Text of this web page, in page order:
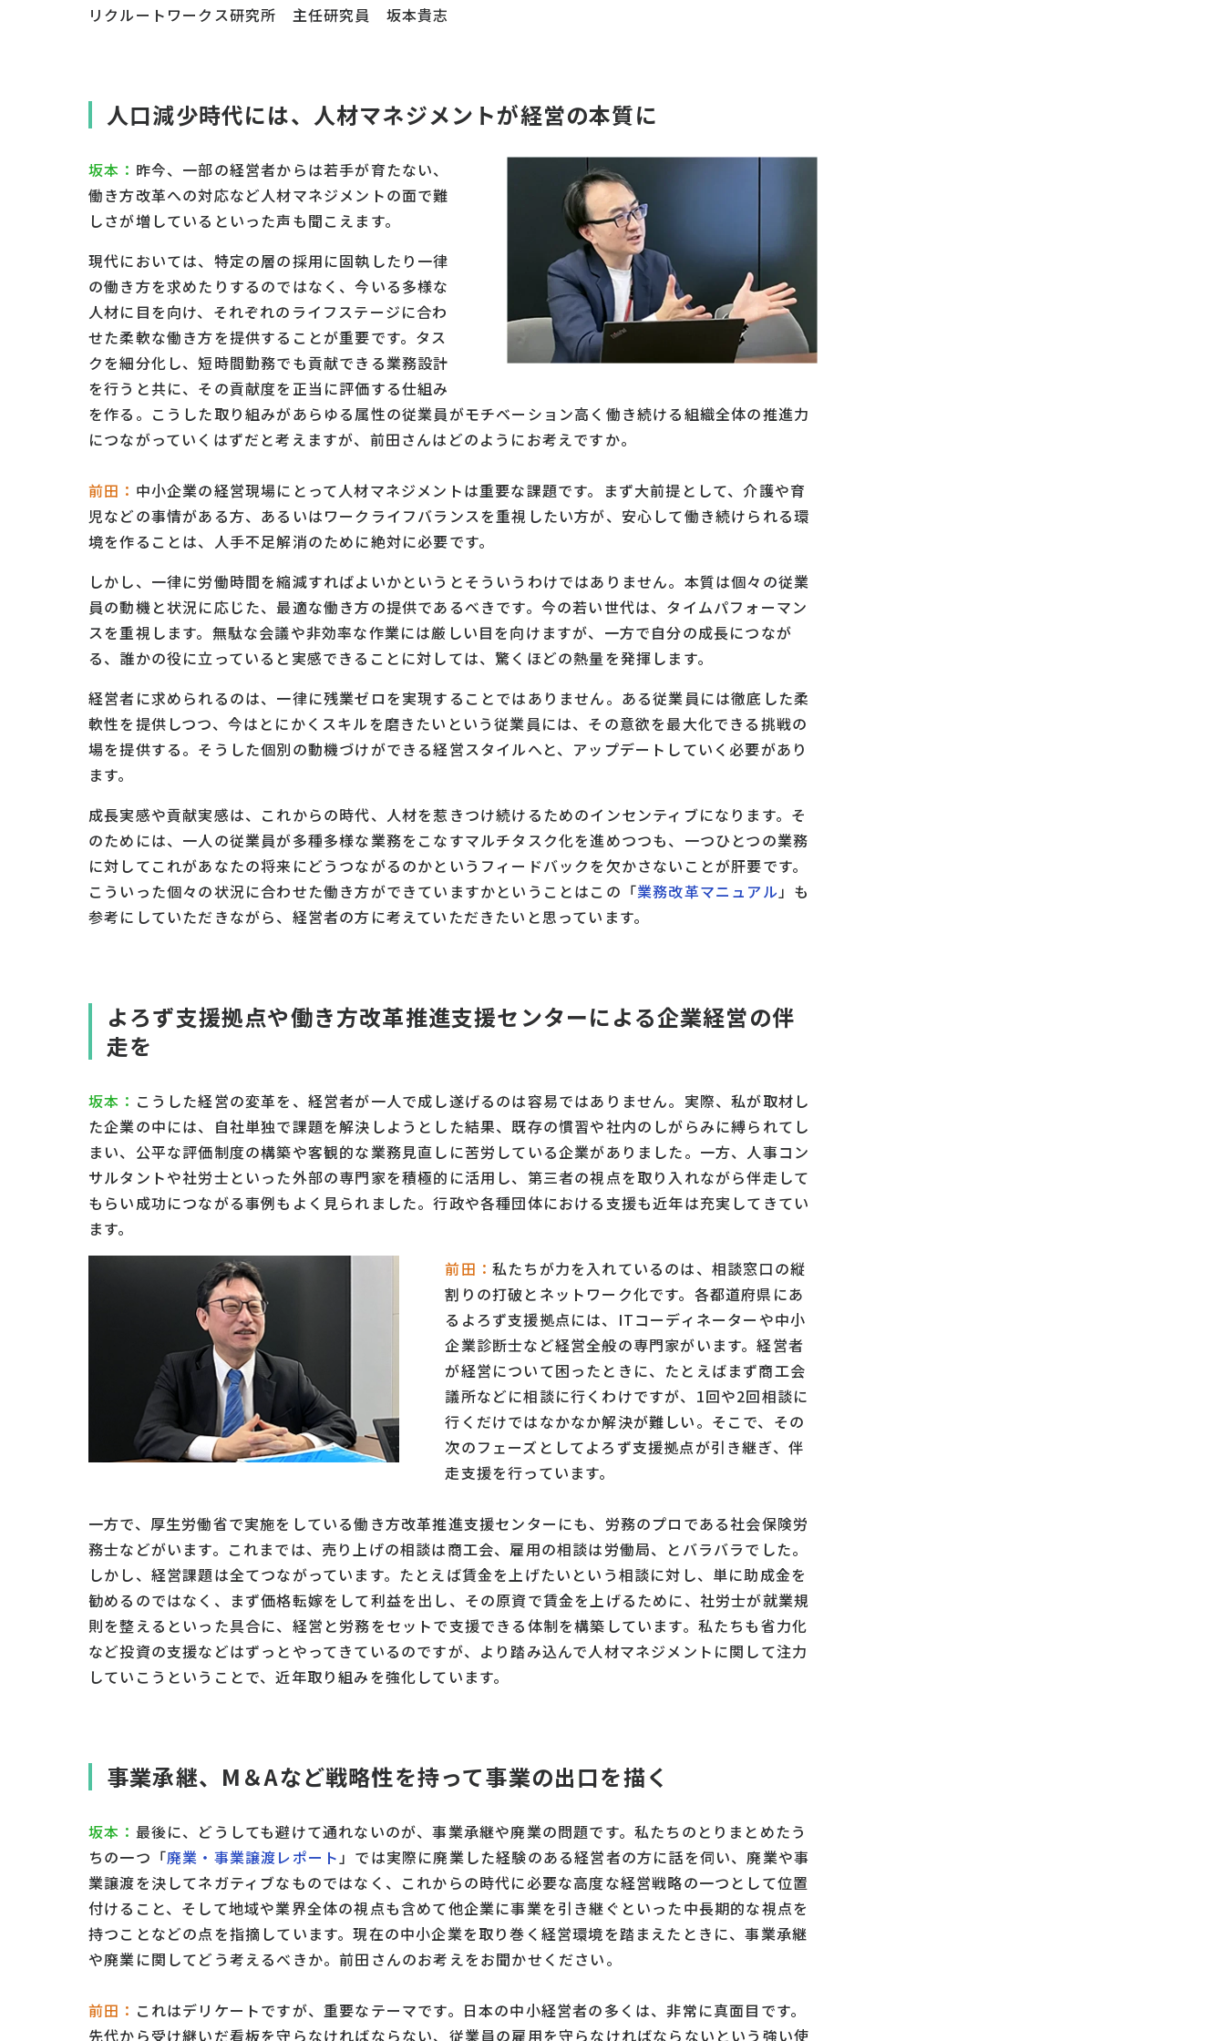
リクルートワークス研究所 主任研究員 坂本貴志
人口減少時代には、人材マネジメントが経営の本質に
坂本： 昨今、一部の経営者からは若手が育たない、
働き方改革への対応など人材マネジメントの面で難
しさが増しているといった声も聞こえます。
現代においては、特定の層の採用に固執したり一律
の働き方を求めたりするのではなく、今いる多様な
人材に目を向け、それぞれのライフステージに合わ
せた柔軟な働き方を提供することが重要です。タス
クを細分化し、短時間勤務でも貢献できる業務設計
を行うと共に、その貢献度を正当に評価する仕組み
を作る。こうした取り組みがあらゆる属性の従業員がモチベーション高く働き続ける組織全体の推進力
につながっていくはずだと考えますが、前田さんはどのようにお考えですか。
前田： 中小企業の経営現場にとって人材マネジメントは重要な課題です。まず大前提として、介護や育
児などの事情がある方、あるいはワークライフバランスを重視したい方が、安心して働き続けられる環
境を作ることは、人手不足解消のために絶対に必要です。
しかし、一律に労働時間を縮減すればよいかというとそういうわけではありません。本質は個々の従業
員の動機と状況に応じた、最適な働き方の提供であるべきです。今の若い世代は、タイムパフォーマン
スを重視します。無駄な会議や非効率な作業には厳しい目を向けますが、一方で自分の成長につなが
る、誰かの役に立っていると実感できることに対しては、驚くほどの熱量を発揮します。
経営者に求められるのは、一律に残業ゼロを実現することではありません。ある従業員には徹底した柔
軟性を提供しつつ、今はとにかくスキルを磨きたいという従業員には、その意欲を最大化できる挑戦の
場を提供する。そうした個別の動機づけができる経営スタイルへと、アップデートしていく必要があり
ます。
成長実感や貢献実感は、これからの時代、人材を惹きつけ続けるためのインセンティブになります。そ
のためには、一人の従業員が多種多様な業務をこなすマルチタスク化を進めつつも、一つひとつの業務
に対してこれがあなたの将来にどうつながるのかというフィードバックを欠かさないことが肝要です。
こういった個々の状況に合わせた働き方ができていますかということはこの「業務改革マニュアル」も
参考にしていただきながら、経営者の方に考えていただきたいと思っています。
よろず支援拠点や働き方改革推進支援センターによる企業経営の伴
走を
坂本： こうした経営の変革を、経営者が一人で成し遂げるのは容易ではありません。実際、私が取材し
た企業の中には、自社単独で課題を解決しようとした結果、既存の慣習や社内のしがらみに縛られてし
まい、公平な評価制度の構築や客観的な業務見直しに苦労している企業がありました。一方、人事コン
サルタントや社労士といった外部の専門家を積極的に活用し、第三者の視点を取り入れながら伴走して
もらい成功につながる事例もよく見られました。行政や各種団体における支援も近年は充実してきてい
ます。
前田： 私たちが力を入れているのは、相談窓口の縦
割りの打破とネットワーク化です。各都道府県にあ
るよろず支援拠点には、ITコーディネーターや中小
企業診断士など経営全般の専門家がいます。経営者
が経営について困ったときに、たとえばまず商工会
議所などに相談に行くわけですが、1回や2回相談に
行くだけではなかなか解決が難しい。そこで、その
次のフェーズとしてよろず支援拠点が引き継ぎ、伴
走支援を行っています。
一方で、厚生労働省で実施をしている働き方改革推進支援センターにも、労務のプロである社会保険労
務士などがいます。これまでは、売り上げの相談は商工会、雇用の相談は労働局、とバラバラでした。
しかし、経営課題は全てつながっています。たとえば賃金を上げたいという相談に対し、単に助成金を
勧めるのではなく、まず価格転嫁をして利益を出し、その原資で賃金を上げるために、社労士が就業規
則を整えるといった具合に、経営と労務をセットで支援できる体制を構築しています。私たちも省力化
など投資の支援などはずっとやってきているのですが、より踏み込んで人材マネジメントに関して注力
していこうということで、近年取り組みを強化しています。
事業承継、M＆Aなど戦略性を持って事業の出口を描く
坂本： 最後に、どうしても避けて通れないのが、事業承継や廃業の問題です。私たちのとりまとめたう
ちの一つ「廃業・事業譲渡レポート」では実際に廃業した経験のある経営者の方に話を伺い、廃業や事
業譲渡を決してネガティブなものではなく、これからの時代に必要な高度な経営戦略の一つとして位置
付けること、そして地域や業界全体の視点も含めて他企業に事業を引き継ぐといった中長期的な視点を
持つことなどの点を指摘しています。現在の中小企業を取り巻く経営環境を踏まえたときに、事業承継
や廃業に関してどう考えるべきか。前田さんのお考えをお聞かせください。
前田： これはデリケートですが、重要なテーマです。日本の中小経営者の多くは、非常に真面目です。
先代から受け継いだ看板を守らなければならない、従業員の雇用を守らなければならないという強い使